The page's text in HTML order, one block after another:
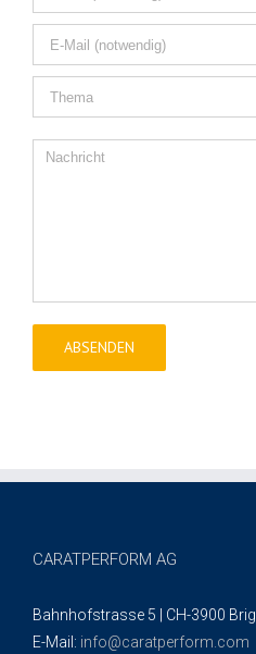
CARATPERFORM AG
Bahnhofstrasse 5 | CH-3900 Brig
E-Mail: info@caratperform.com